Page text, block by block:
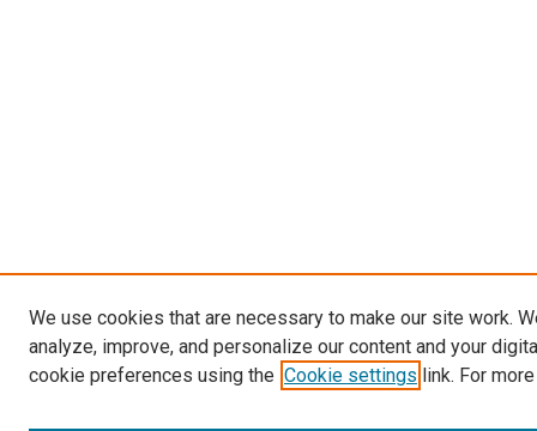
We use cookies that are necessary to make our site work.
analyze, improve, and personalize our content and your
cookie preferences using the Cookie settings link. For